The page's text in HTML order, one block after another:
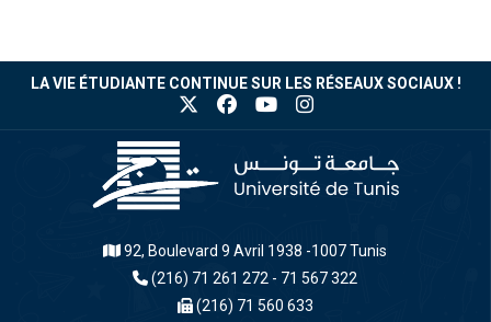
LA VIE ÉTUDIANTE CONTINUE SUR LES RÉSEAUX SOCIAUX !
92, Boulevard 9 Avril 1938 -1007 Tunis
(216) 71 261 272 - 71 567 322
(216) 71 560 633